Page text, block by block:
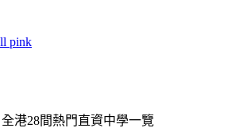
全港28間熱門直資中學一覽